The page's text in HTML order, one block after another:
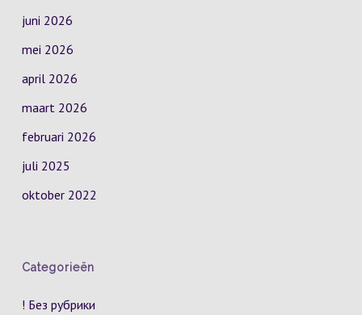
juni 2026
mei 2026
april 2026
maart 2026
februari 2026
juli 2025
oktober 2022
Categorieën
! Без рубрики